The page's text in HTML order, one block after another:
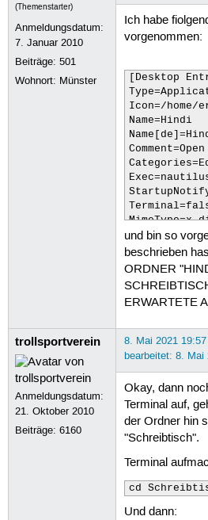
(Themenstarter)
Anmeldungsdatum:
7. Januar 2010
Beiträge:501
Wohnort: Münster
Ich habe
vorgenommen:
[Desktop
Icon=/home/
Name=Hindi
und bin so
beschrieben
ORDNER
ERWARTETE
trollsportverein
Anmeldungsdatum:
21. Oktober 2010
Beiträge:6160
8. Mai 2021
bearbeitet: 8. Mai
Okay, dann
Terminal auf,
der Ordner hin
"Schreibtisch".
Terminal
cd
Und dann: